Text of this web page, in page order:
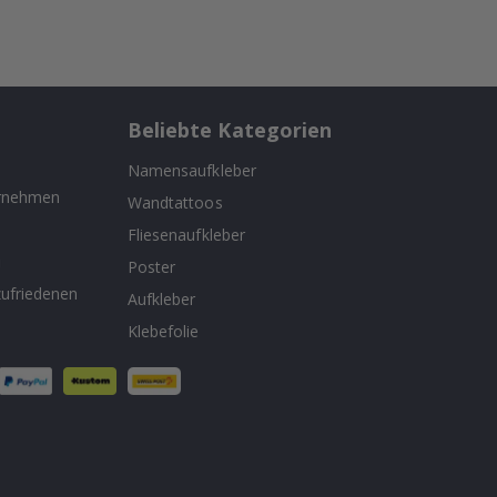
Beliebte Kategorien
Namensaufkleber
Wandtattoos
Fliesenaufkleber
Poster
Aufkleber
Klebefolie